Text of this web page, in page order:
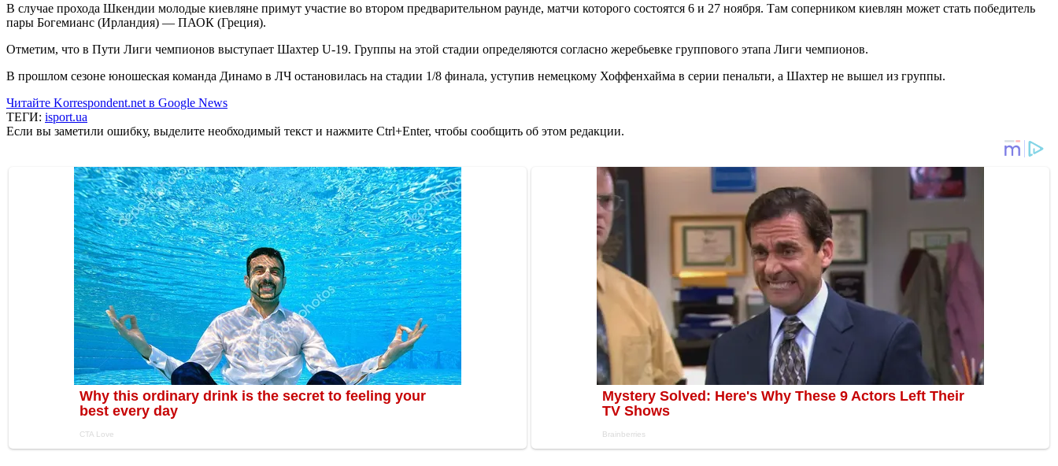
В случае прохода Шкендии молодые киевляне примут участие во втором предварительном раунде, матчи которого состоятся 6 и 27 ноября. Там соперником киевлян может стать победитель
пары Богемианс (Ирландия) — ПАОК (Греция).
Отметим, что в Пути Лиги чемпионов выступает Шахтер U-19. Группы на этой стадии определяются согласно жеребьевке группового этапа Лиги чемпионов.
В прошлом сезоне юношеская команда Динамо в ЛЧ остановилась на стадии 1/8 финала, уступив немецкому Хоффенхайма в серии пенальти, а Шахтер не вышел из группы.
Читайте Korrespondent.net в Google News
ТЕГИ: isport.ua
Если вы заметили ошибку, выделите необходимый текст и нажмите Ctrl+Enter, чтобы сообщить об этом редакции.